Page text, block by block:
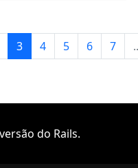
3 4 5 6 7
do Rails.